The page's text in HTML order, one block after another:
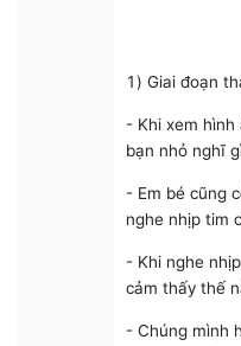
1) Giai đoạn
- Khi xem
bạn nhỏ nghĩ
- Em bé cũng
nghe nhịp tim
- Khi nghe
cảm thấy thế
- Chúng mình